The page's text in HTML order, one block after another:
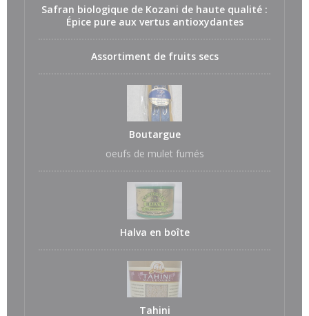
Safran biologique de Kozani de haute qualité :
Épice pure aux vertus antioxydantes
Assortiment de fruits secs
Boutargue
oeufs de mulet fumés
Halva en boîte
Tahini